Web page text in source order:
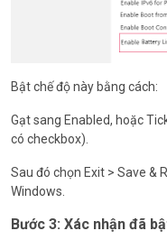
Bật chế độ này bằng cách:
Gạt sang Enabled, hoặc
có checkbox).
Sau đó chọn Exit > Save &
Windows.
Bước 3: Xác nhận đã